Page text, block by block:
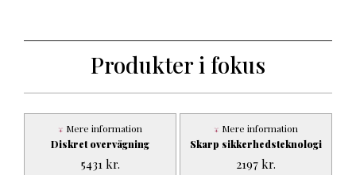
Produkter i fokus
Diskret overvågning
5431 kr.
Mere information
Skarp sikkerhedsteknologi
2197 kr.
Mere information